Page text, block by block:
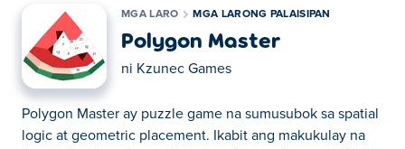
MGA LARO MGA LARONG PALAISIPAN
Polygon Master
ni Kzunec Games
Polygon Master ay puzzle game na sumusubok sa spatial
logic at geometric placement. Ikabit ang makukulay na